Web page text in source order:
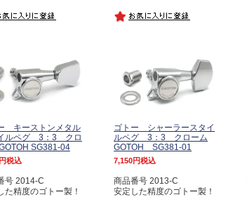
キーストンメタル
ルペグ 3：3 クロ
SG381-04
税込
号 2014-C
た精度のゴトー製！
ゴトー シャーラースタイ
ルペグ 3：3 クローム
GOTOH SG381-01
7,150 税込
商品番号 2013-C
安定した精度のゴトー製！